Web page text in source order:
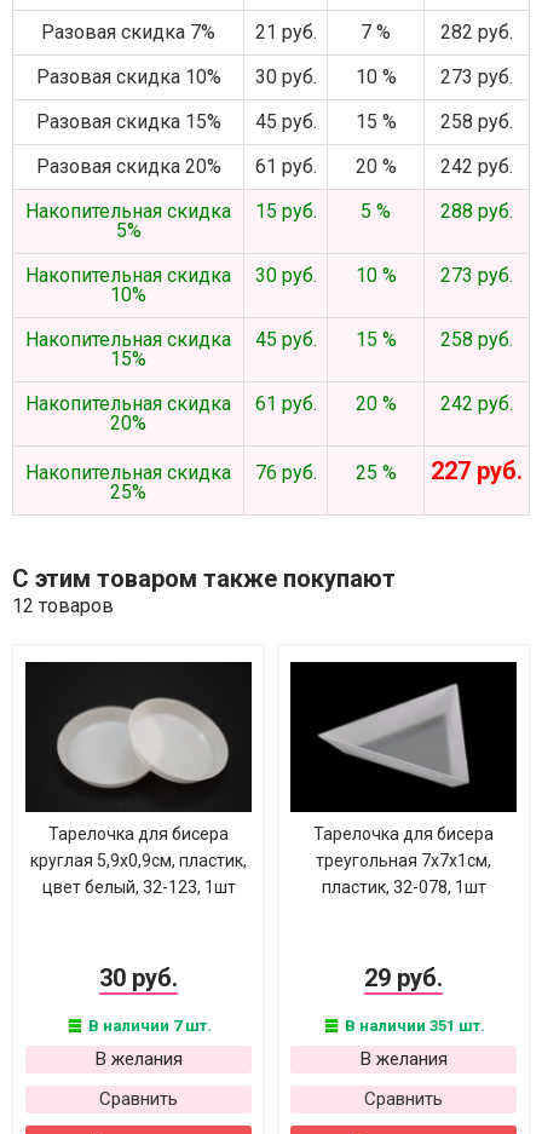
Разовая скидка 7%
21 руб. 7 %
282 руб.
Разовая скидка 10%
30 руб. 10 %
273 руб.
Разовая скидка 15%
45 руб. 15 %
258 руб.
Разовая скидка 20%
61 руб. 20 %
242 руб.
Накопительная скидка
5%
15 руб. 5 % 288 руб.
Накопительная скидка
10%
30 руб. 10 % 273 руб.
Накопительная скидка
15%
45 руб. 15 % 258 руб.
Накопительная скидка
20%
61 руб. 20 % 242 руб.
Накопительная скидка
25%
76 руб. 25 % 227 руб.
С этим товаром также покупают
12 товаров
Тарелочка для бисера
круглая 5,9х0,9см, пластик,
цвет белый, 32-123, 1шт
30 руб.
В наличии 7 шт.
В желания
Сравнить
Тарелочка для бисера
треугольная 7х7х1см,
пластик, 32-078, 1шт
29 руб.
В наличии 351 шт.
В желания
Сравнить